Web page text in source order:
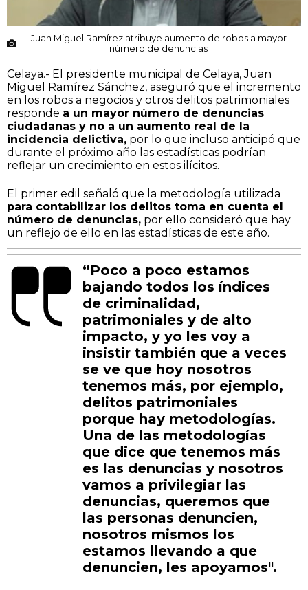
Juan Miguel Ramírez atribuye aumento de robos a mayor
número de denuncias
Celaya.- El presidente municipal de Celaya, Juan
Miguel Ramírez Sánchez, aseguró que el incremento
en los robos a negocios y otros delitos patrimoniales
responde a un mayor número de denuncias
ciudadanas y no a un aumento real de la
incidencia delictiva, por lo que incluso anticipó que
durante el próximo año las estadísticas podrían
reflejar un crecimiento en estos ilícitos.
El primer edil señaló que la metodología utilizada
para contabilizar los delitos toma en cuenta el
número de denuncias, por ello consideró que hay
un reflejo de ello en las estadísticas de este año.
“Poco a poco estamos
bajando todos los índices
de criminalidad,
patrimoniales y de alto
impacto, y yo les voy a
insistir también que a veces
se ve que hoy nosotros
tenemos más, por ejemplo,
delitos patrimoniales
porque hay metodologías.
Una de las metodologías
que dice que tenemos más
es las denuncias y nosotros
vamos a privilegiar las
denuncias, queremos que
las personas denuncien,
nosotros mismos los
estamos llevando a que
denuncien, les apoyamos".